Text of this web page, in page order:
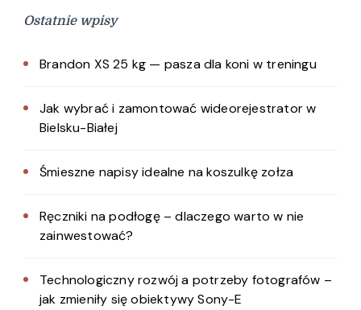
Ostatnie wpisy
Brandon XS 25 kg — pasza dla koni w treningu
Jak wybrać i zamontować wideorejestrator w
Bielsku-Białej
Śmieszne napisy idealne na koszulkę zołza
Ręczniki na podłogę – dlaczego warto w nie
zainwestować?
Technologiczny rozwój a potrzeby fotografów –
jak zmieniły się obiektywy Sony-E